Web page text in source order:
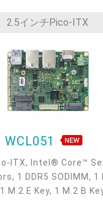
2.5インチPico-ITX
WCL051
ITX, Intel® Core™
1 DDR5 SODIMM, 1
1 M.2 E Key, 1 M.2 B